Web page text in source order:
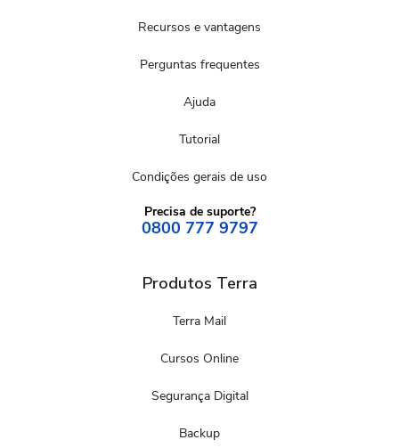
Recursos e vantagens
Perguntas frequentes
Ajuda
Tutorial
Condições gerais de uso
Precisa de suporte?
0800 777 9797
Produtos Terra
Terra Mail
Cursos Online
Segurança Digital
Backup